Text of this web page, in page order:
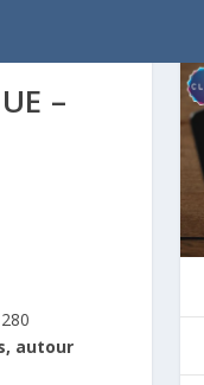
–
autour